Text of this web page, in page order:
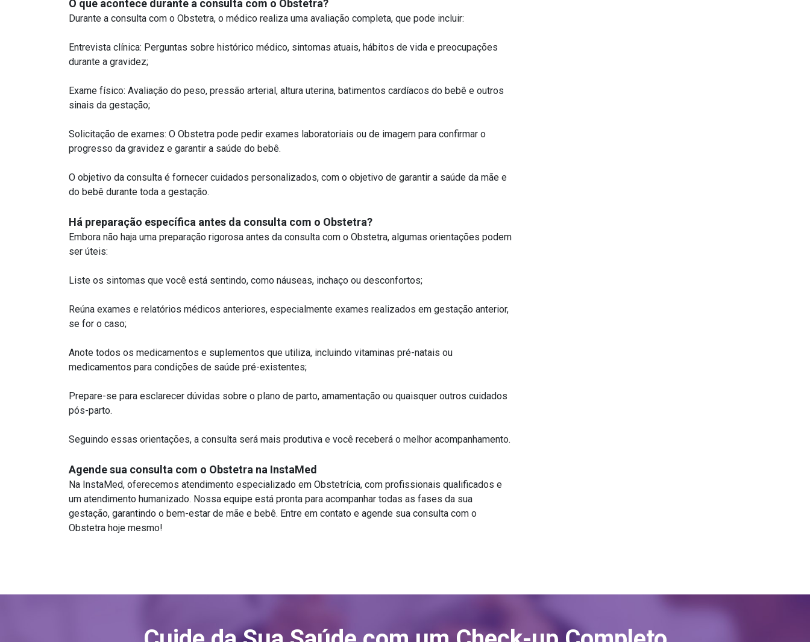
O que acontece durante a consulta com o Obstetra?
Durante a consulta com o Obstetra, o médico realiza uma avaliação completa, que pode incluir:
Entrevista clínica: Perguntas sobre histórico médico, sintomas atuais, hábitos de vida e preocupações
durante a gravidez;
Exame físico: Avaliação do peso, pressão arterial, altura uterina, batimentos cardíacos do bebê e outros
sinais da gestação;
Solicitação de exames: O Obstetra pode pedir exames laboratoriais ou de imagem para confirmar o
progresso da gravidez e garantir a saúde do bebê.
O objetivo da consulta é fornecer cuidados personalizados, com o objetivo de garantir a saúde da mãe e
do bebê durante toda a gestação.
Há preparação específica antes da consulta com o Obstetra?
Embora não haja uma preparação rigorosa antes da consulta com o Obstetra, algumas orientações podem
ser úteis:
Liste os sintomas que você está sentindo, como náuseas, inchaço ou desconfortos;
Reúna exames e relatórios médicos anteriores, especialmente exames realizados em gestação anterior,
se for o caso;
Anote todos os medicamentos e suplementos que utiliza, incluindo vitaminas pré-natais ou
medicamentos para condições de saúde pré-existentes;
Prepare-se para esclarecer dúvidas sobre o plano de parto, amamentação ou quaisquer outros cuidados
pós-parto.
Seguindo essas orientações, a consulta será mais produtiva e você receberá o melhor acompanhamento.
Agende sua consulta com o Obstetra na InstaMed
Na InstaMed, oferecemos atendimento especializado em Obstetrícia, com profissionais qualificados e
um atendimento humanizado. Nossa equipe está pronta para acompanhar todas as fases da sua
gestação, garantindo o bem-estar de mãe e bebê. Entre em contato e agende sua consulta com o
Obstetra hoje mesmo!